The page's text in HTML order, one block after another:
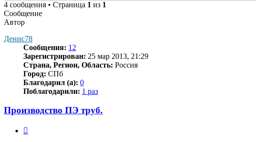
4 сообщения • Страница 1 из 1
Сообщение
Автор
Денис78
Сообщения: 12
Зарегистрирован: 25 мар 2013, 21:29
Страна, Регион, Область: Россия
Город: СПб
Благодарил (а): 0
Поблагодарили: 1 раз
Производство ПЭ труб.